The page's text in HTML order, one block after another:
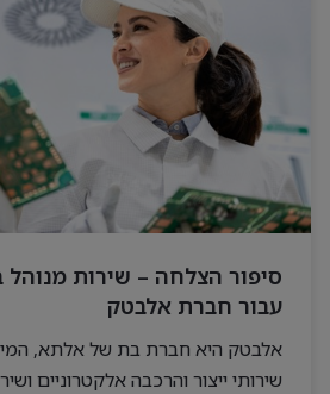
סיפור הצלחה – שירות מנוהל
עבור חברת אלבטק
אלבטק היא חברת בת של אלתא,
שירותי ייצור והרכבה אלקטרוניים